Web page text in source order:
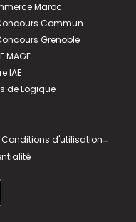
Maroc
Commun
Grenoble
MAGE
IAE
de Logique
Conditions d'utilisation-